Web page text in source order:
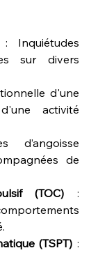
Inquiétudes
sur divers
d'une
activité
de
(TOC) :
(TSPT) :